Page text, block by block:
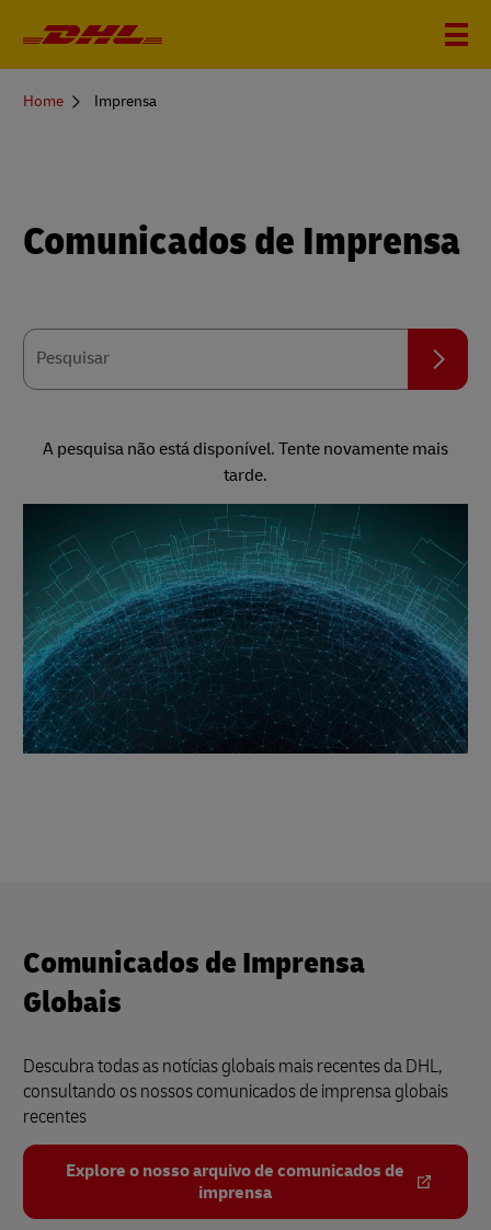
You
Home Imprensa
Comunicados de Imprensa
Pesquisar
A pesquisa não está disponível. Tente novamente mais
tarde.
Comunicados de Imprensa
Globais
Descubra todas as notícias globais mais recentes da DHL,
consultando os nossos comunicados de imprensa globais
recentes
Explore o nosso arquivo de comunicados de
imprensa